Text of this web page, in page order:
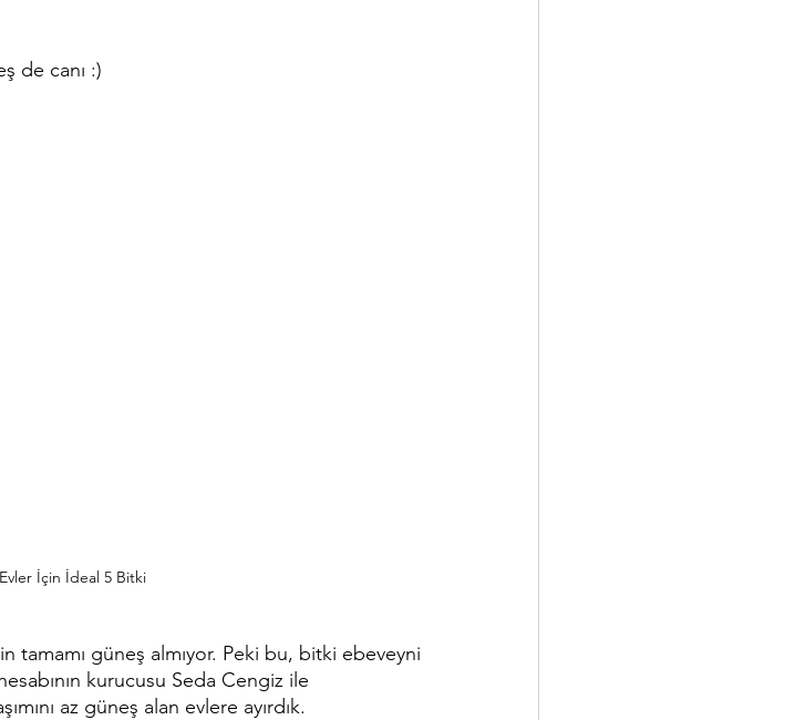
de canı :)
İçin İdeal 5 Bitki
güneş almıyor. Peki bu, bitki ebeveyni
hesabının kurucusu Seda Cengiz ile
az güneş alan evlere ayırdık.